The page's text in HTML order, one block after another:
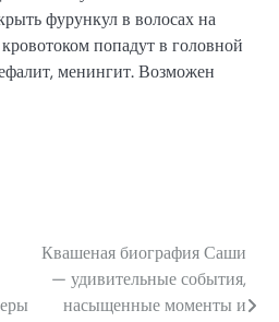
фурункул в волосах на
попадут в головной
менингит. Возможен
Квашеная биография Саши
— удивительные события,
насыщенные моменты и